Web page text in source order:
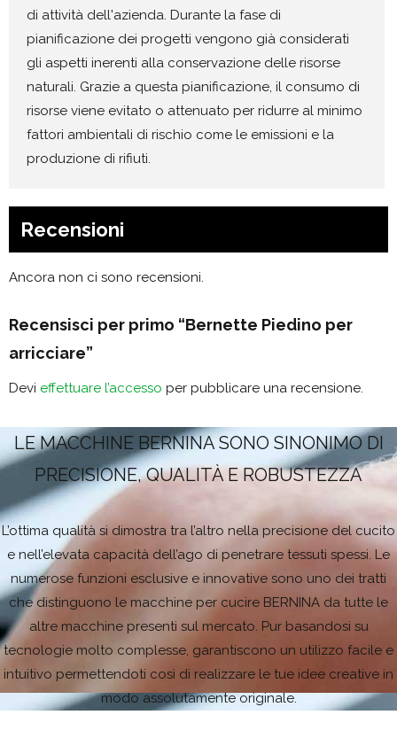
di attività dell'azienda. Durante la fase di
pianificazione dei progetti vengono già considerati
gli aspetti inerenti alla conservazione delle risorse
naturali. Grazie a questa pianificazione, il consumo di
risorse viene evitato o attenuato per ridurre al minimo
fattori ambientali di rischio come le emissioni e la
produzione di rifiuti.
Recensioni
Ancora non ci sono recensioni.
Recensisci per primo “Bernette Piedino per
arricciare”
Devi effettuare l’accesso per pubblicare una recensione.
LE MACCHINE BERNINA SONO SINONIMO DI
PRECISIONE, QUALITÀ E ROBUSTEZZA
L’ottima qualità si dimostra tra l’altro nella precisione del cucito
e nell’elevata capacità dell’ago di penetrare tessuti spessi. Le
numerose funzioni esclusive e innovative sono uno dei tratti
che distinguono le macchine per cucire BERNINA da tutte le
altre macchine presenti sul mercato. Pur basandosi su
tecnologie molto complesse, garantiscono un utilizzo facile e
intuitivo permettendoti così di realizzare le tue idee creative in
modo assolutamente originale.